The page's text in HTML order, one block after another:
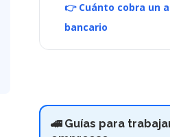
👉 Cuánto cobra un
bancario
🚄 Guías para